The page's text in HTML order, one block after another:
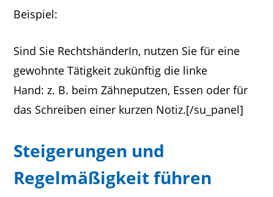
Beispiel:
Sind Sie RechtshänderIn, nutzen Sie für eine
gewohnte Tätigkeit zukünftig die linke
Hand: z. B. beim Zähneputzen, Essen oder für
das Schreiben einer kurzen Notiz.[/su_panel]
Steigerungen und
Regelmäßigkeit führen